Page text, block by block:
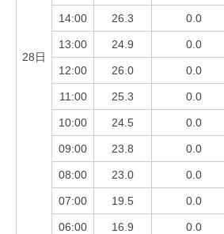
28日
14:00 26.3 0.0
13:00 24.9 0.0
12:00 26.0 0.0
11:00 25.3 0.0
10:00 24.5 0.0
09:00 23.8 0.0
08:00 23.0 0.0
07:00 19.5 0.0
06:00 16.9 0.0